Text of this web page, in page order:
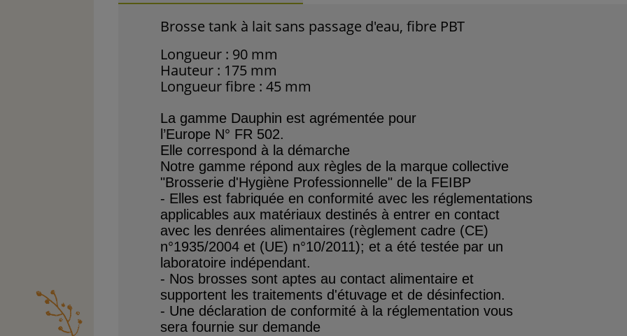
Brosse tank à lait sans passage d'eau, fibre PBT
Longueur : 90 mm
Hauteur : 175 mm
Longueur fibre : 45 mm
La gamme Dauphin est agrémentée pour
l’Europe N° FR 502.
Elle correspond à la démarche
Notre gamme répond aux règles de la marque collective
"Brosserie d'Hygiène Professionnelle" de la FEIBP
- Elles est fabriquée en conformité avec les réglementations
applicables aux matériaux destinés à entrer en contact
avec les denrées alimentaires (règlement cadre (CE)
n°1935/2004 et (UE) n°10/2011); et a été testée par un
laboratoire indépendant.
- Nos brossessont aptes au contact alimentaire et
supportent les traitements d'étuvage et de désinfection.
- Une déclaration de conformité à la réglementation vous
sera fournie sur demande